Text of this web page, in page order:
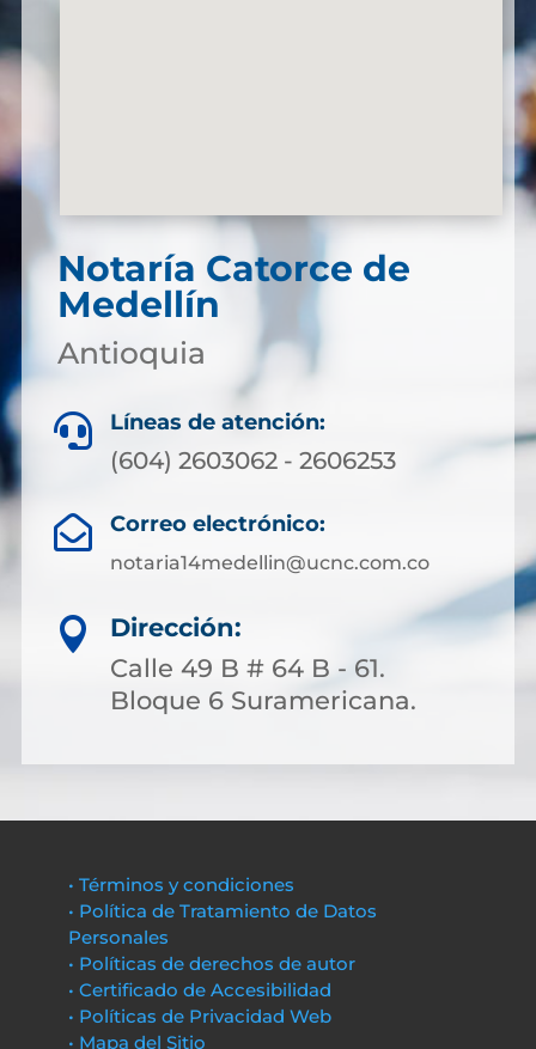
Notaría Catorce de
Medellín
Antioquia
 Líneas de atención:
(604) 2603062 - 2606253
 Correo electrónico:
notaria14medellin@ucnc.com.co

Dirección:
Calle 49 B # 64 B - 61.
Bloque 6 Suramericana.
• Términos y condiciones
• Política de Tratamiento de Datos
Personales
• Políticas de derechos de autor
• Certificado de Accesibilidad
• Políticas de Privacidad Web
• Mapa del Sitio